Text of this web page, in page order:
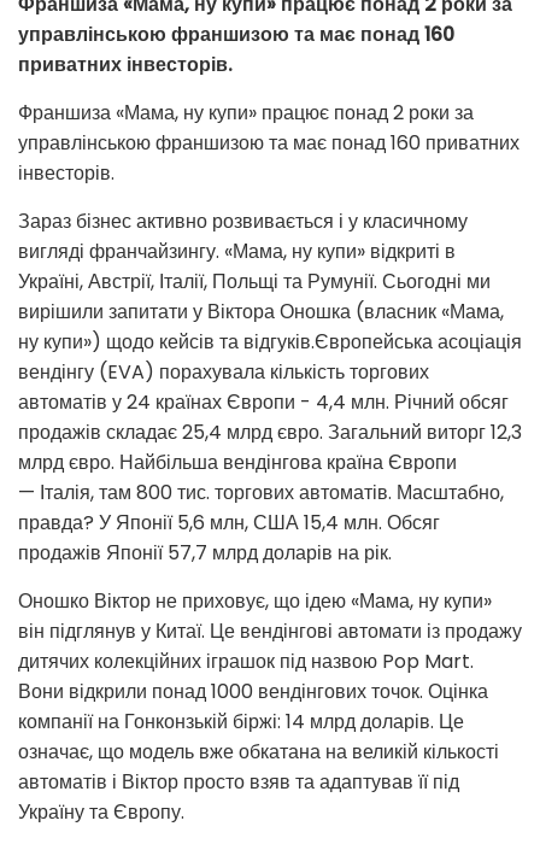
управлінською франшизою та має понад 160
приватних інвесторів.
Франшиза «Мама, ну купи» працює понад 2 роки за
управлінською франшизою та має понад 160 приватних
інвесторів.
Зараз бізнес активно розвивається і у класичному
вигляді франчайзингу. «Мама, ну купи» відкриті в
Україні, Австрії, Італії, Польщі та Румунії. Сьогодні ми
вирішили запитати у Віктора Оношка (власник «Мама,
ну купи») щодо кейсів та відгуків.Європейська асоціація
вендінгу (EVA) порахувала кількість торгових
автоматів у 24 країнах Європи - 4,4 млн. Річний обсяг
продажів складає 25,4 млрд євро. Загальний виторг 12,3
млрд євро. Найбільша вендінгова країна Європи
— Італія, там 800 тис. торгових автоматів. Масштабно,
правда? У Японії 5,6 млн, США 15,4 млн. Обсяг
продажів Японії 57,7 млрд доларів на рік.
Оношко Віктор не приховує, що ідею «Мама, ну купи»
він підглянув у Китаї. Це вендінгові автомати із продажу
дитячих колекційних іграшок під назвою Pop Mart.
Вони відкрили понад 1000 вендінгових точок. Оцінка
компанії на Гонконзькій біржі: 14 млрд доларів. Це
означає, що модель вже обкатана на великій кількості
автоматів і Віктор просто взяв та адаптував її під
Україну та Європу.